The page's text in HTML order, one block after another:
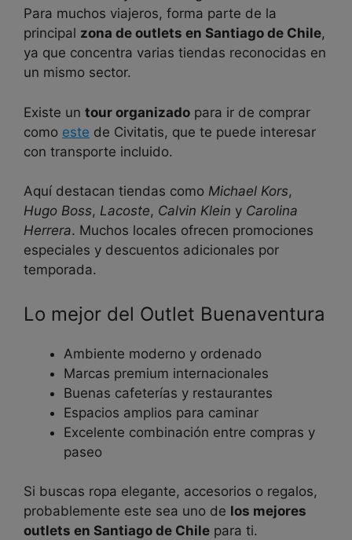
Para muchos viajeros, forma parte de la
principal zona de outlets en Santiago de Chile,
ya que concentra varias tiendas reconocidas en
un mismo sector.
Existe un tour organizado para ir de comprar
como este de Civitatis, que te puede interesar
con transporte incluido.
Aquí destacan tiendas como Michael Kors,
Hugo Boss, Lacoste, Calvin Klein y Carolina
Herrera. Muchos locales ofrecen promociones
especiales y descuentos adicionales por
temporada.
Lo mejor del Outlet Buenaventura
Ambiente moderno y ordenado
Marcas premium internacionales
Buenas cafeterías y restaurantes
Espacios amplios para caminar
Excelente combinación entre compras y
paseo
Si buscas ropa elegante, accesorios o regalos,
probablemente este sea uno de los mejores
outlets en Santiago de Chile para ti.